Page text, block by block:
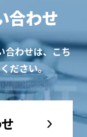
合わせ
合わせは、こち
ださい。